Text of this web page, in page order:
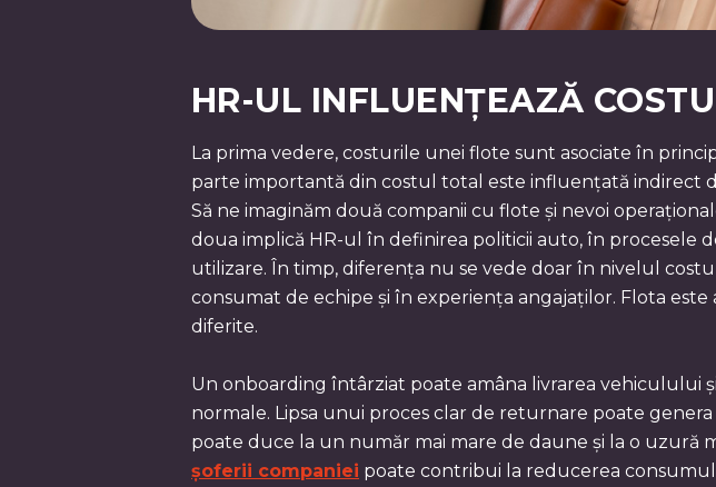
HR-UL INFLUENȚEAZĂ
La prima vedere, costurile unei flote sunt asociate în
parte importantă din costul total este influențată indirect
Să ne imaginăm două companii cu flote și nevoi
doua implică HR-ul în definirea politicii auto, în procesele
utilizare. În timp, diferența nu se vede doar în nivelul
consumat de echipe și în experiența angajaților. Flota
diferite.
Un onboarding întârziat poate amâna livrarea vehiculului
normale. Lipsa unui proces clar de returnare poate
poate duce la un număr mai mare de daune și la o uzură
șoferii companiei poate contribui la reducerea